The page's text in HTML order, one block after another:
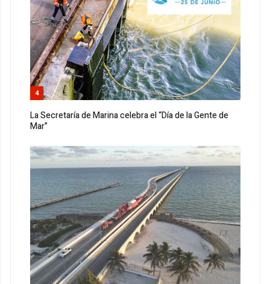
4
La Secretaría de Marina celebra el “Día de la Gente de
Mar”